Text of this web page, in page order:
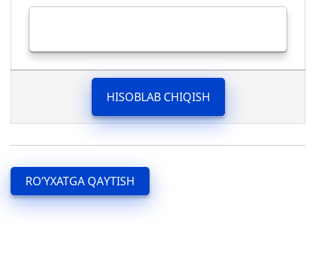
HISOBLAB CHIQISH
RO’YXATGA QAYTISH